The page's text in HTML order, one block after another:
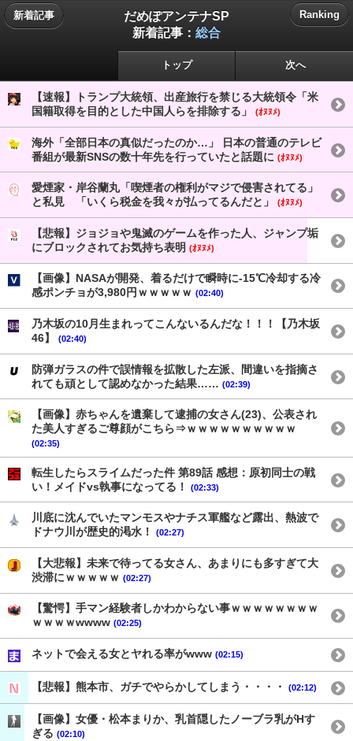
新着記事
だめぽアンテナSP
新着記事： 総合
Ranking
トップ 次へ
【速報】トランプ大統領、出産旅行を禁じる大統領令「米
国籍取得を目的とした中国人らを排除する」
(ｵﾇﾇﾒ)
海外「全部日本の真似だったのか…」 日本の普通のテレビ
番組が最新SNSの数十年先を行っていたと話題に (ｵﾇﾇﾒ)
愛煙家・岸谷蘭丸「喫煙者の権利がマジで侵害されてる」
と私見 「いくら税金を我々が払ってるんだと」
(ｵﾇﾇﾒ)
【悲報】ジョジョや鬼滅のゲームを作った人、ジャンプ垢
にブロックされてお気持ち表明 (ｵﾇﾇﾒ)
【画像】NASAが開発、着るだけで瞬時に-15℃冷却する冷
感ポンチョが3,980円ｗｗｗｗｗ (02:40)
乃木坂の10月生まれってこんないるんだな！！！【乃木坂
46】
(02:40)
防弾ガラスの件で誤情報を拡散した左派、間違いを指摘さ
れても頑として認めなかった結果…… (02:39)
【画像】赤ちゃんを遺棄して逮捕の女さん(23)、公表され
た美人すぎるご尊顔がこちら⇒ｗｗｗｗｗｗｗｗｗｗ
(02:35)
転生したらスライムだった件 第89話 感想：原初同士の戦
い！メイドvs執事になってる！
(02:33)
川底に沈んでいたマンモスやナチス軍艦など露出、熱波で
ドナウ川が歴史的渇水！
(02:27)
【大悲報】未来で待ってる女さん、あまりにも多すぎて大
渋滞にｗｗｗｗｗ (02:27)
【驚愕】手マン経験者しかわからない事ｗｗｗｗｗｗｗｗ
ｗｗｗｗwwww (02:25)
ネットで会える女とヤれる率がwww (02:15)
【悲報】熊本市、ガチでやらかしてしまう・・・・ (02:12)
【画像】女優・松本まりか、乳首隠したノーブラ乳がHす
ぎる (02:10)